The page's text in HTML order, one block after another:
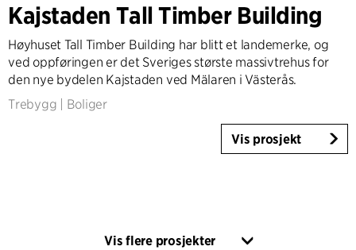
Kajstaden Tall Timber Building
Høyhuset Tall Timber Building har blitt et landemerke, og
ved oppføringen er det Sveriges største massivtrehus for
den nye bydelen Kajstaden ved Mälaren i Västerås.
Trebygg
Boliger
Vis prosjekt
Vis flere prosjekter